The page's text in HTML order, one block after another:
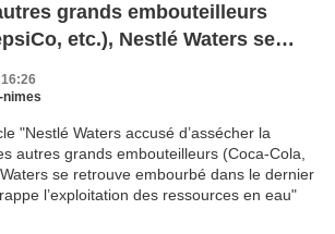
grands embouteilleurs
etc.), Nestlé Waters se
dans le dernier scandale en
des ressources en